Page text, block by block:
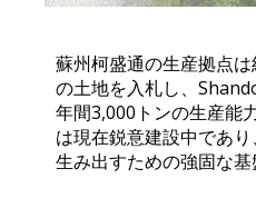
蘇州柯盛通の生産拠点
の土地を入札し、
年間3,000トンの生産能
は現在鋭意建設中であ
生み出すための強固な